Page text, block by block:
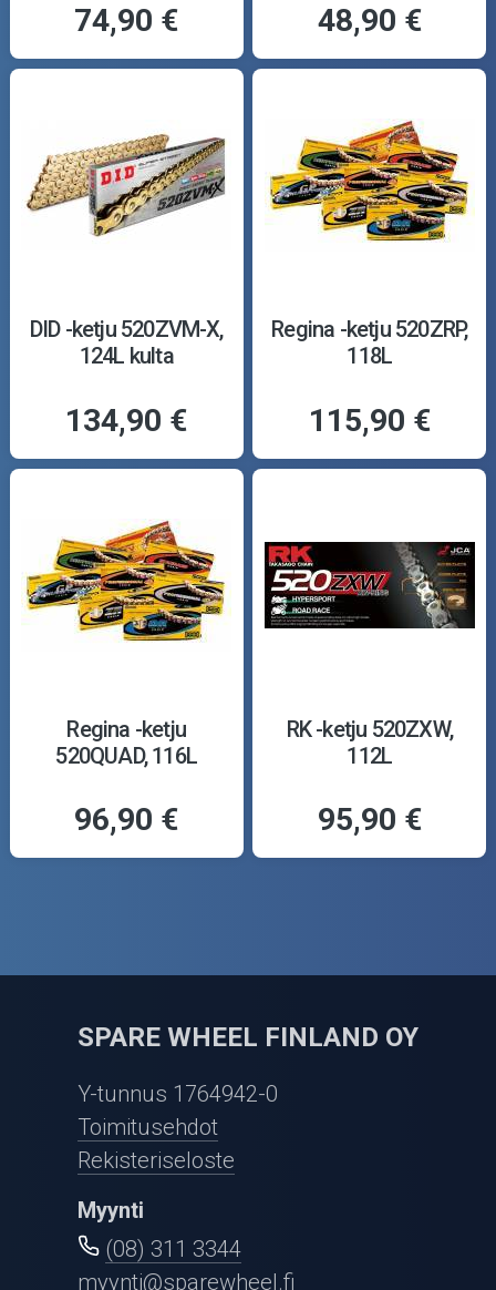
74,90 € 48,90 €
DID -ketju 520ZVM-X,
124L kulta
134,90 €
Regina -ketju 520ZRP,
118L
115,90 €
Regina -ketju
520QUAD, 116L
96,90 €
RK -ketju 520ZXW,
112L
95,90 €
SPARE WHEEL FINLAND OY
Y-tunnus 1764942-0
Toimitusehdot
Rekisteriseloste
Myynti
(08) 311 3344
myynti@sparewheel.fi